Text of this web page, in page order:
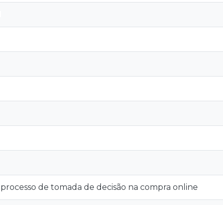
de tomada de decisão na compra online